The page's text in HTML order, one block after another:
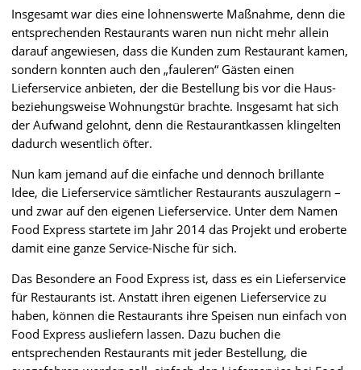
Insgesamt war dies eine lohnenswerte Maßnahme, denn die
entsprechenden Restaurants waren nun nicht mehr allein
darauf angewiesen, dass die Kunden zum Restaurant kamen,
sondern konnten auch den „fauleren“ Gästen einen
Lieferservice anbieten, der die Bestellung bis vor die Haus-
beziehungsweise Wohnungstür brachte. Insgesamt hat sich
der Aufwand gelohnt, denn die Restaurantkassen klingelten
dadurch wesentlich öfter.
Nun kam jemand auf die einfache und dennoch brillante
Idee, die Lieferservice sämtlicher Restaurants auszulagern –
und zwar auf den eigenen Lieferservice. Unter dem Namen
Food Express startete im Jahr 2014 das Projekt und eroberte
damit eine ganze Service-Nische für sich.
Das Besondere an Food Express ist, dass es ein Lieferservice
für Restaurants ist. Anstatt ihren eigenen Lieferservice zu
haben, können die Restaurants ihre Speisen nun einfach von
Food Express ausliefern lassen. Dazu buchen die
entsprechenden Restaurants mit jeder Bestellung, die